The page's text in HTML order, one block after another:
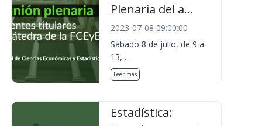
Plenaria del a...
2023-07-08 09:00:00
Sábado 8 de julio, de 9 a
13, ...
Leer más
Estadística: